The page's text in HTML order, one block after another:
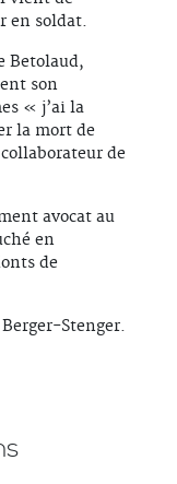
en soldat.
Betolaud,
son
« j’ai la
la mort de
de
avocat au
en
de
Stenger.